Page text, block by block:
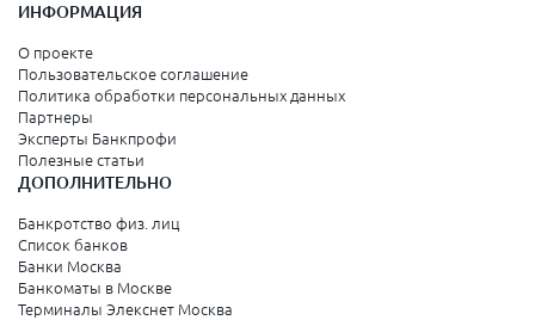
ИНФОРМАЦИЯ
О проекте
Пользовательское соглашение
Политика обработки персональных данных
Партнеры
Эксперты Банкпрофи
Полезные статьи
ДОПОЛНИТЕЛЬНО
Банкротство физ. лиц
Список банков
Банки Москва
Банкоматы в Москве
Терминалы Элекснет Москва